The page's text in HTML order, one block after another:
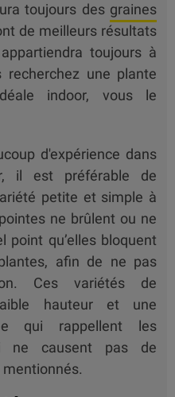
toujours des graines
de meilleurs résultats
toujours à
recherchez une plante
indoor, vous le
d'expérience dans
il est préférable de
petite et simple à
ne brûlent ou ne
point qu’elles bloquent
afin de ne pas
Ces variétés de
hauteur et une
qui rappellent les
ne causent pas de